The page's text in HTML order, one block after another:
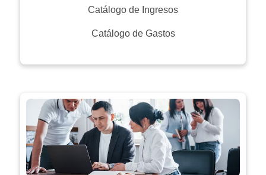
Catálogo de Ingresos
Catálogo de Gastos